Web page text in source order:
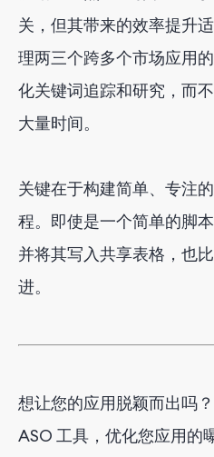
关，但其带来的效率提升
理两三个跨多个市场应用
化关键词追踪和研究，而
大量时间。
关键在于构建简单、专注
程。即使是一个简单的脚
并将其写入共享表格，也
进。
想让您的应用脱颖而出吗
ASO 工具，优化您应用的